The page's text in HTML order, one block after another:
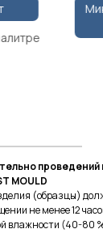
проведений
MOULD
(образцы)
не менее 12
влажности (40-80